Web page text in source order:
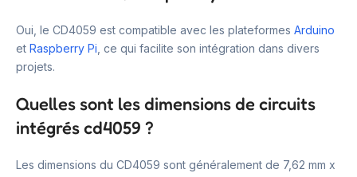
Oui, le CD4059 est compatible avec les plateformes Arduino
et Raspberry Pi , ce qui facilite son intégration dans divers
projets.
Quelles sont les dimensions de circuits
intégrés cd4059 ?
Les dimensions du CD4059 sont généralement de 7,62 mm x